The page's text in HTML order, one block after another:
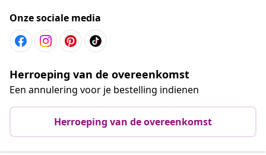
Onze sociale media
Herroeping van de overeenkomst
Een annulering voor je bestelling indienen
Herroeping van de overeenkomst